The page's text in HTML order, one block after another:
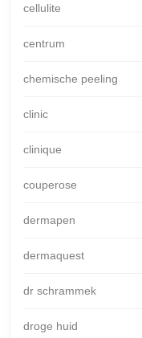
cellulite
centrum
chemische peeling
clinic
clinique
couperose
dermapen
dermaquest
dr schrammek
droge huid